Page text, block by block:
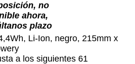
no
ahora,
plazo
Li-Ion, negro, 215mm x
a los siguientes 61